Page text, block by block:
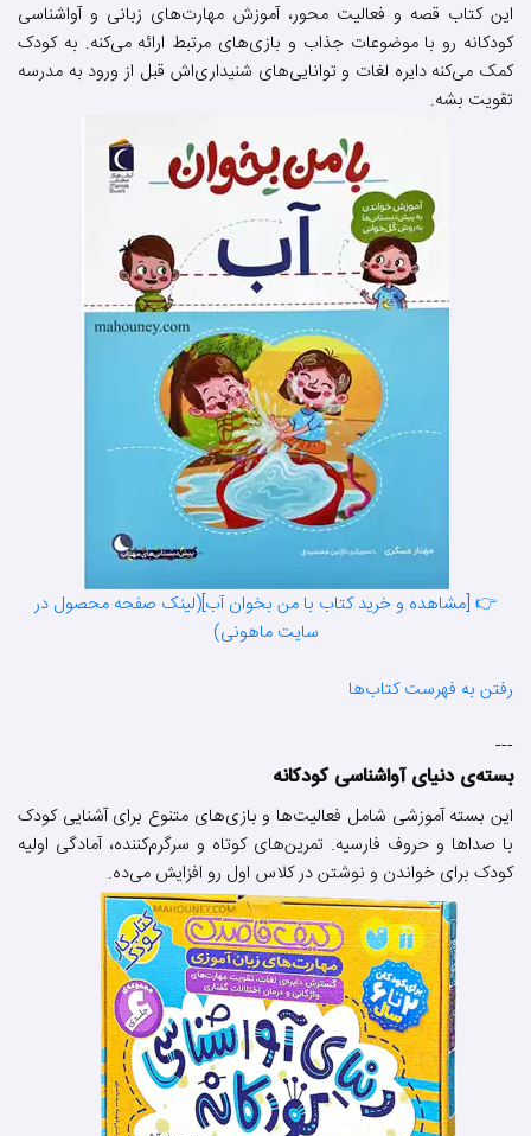
این کتاب قصه و فعالیت محور، آموزش مهارت‌های زبانی و آواشناسی
کودکانه رو با موضوعات جذاب و بازی‌های مرتبط ارائه می‌کنه. به کودک
کمک می‌کنه دایره لغات و توانایی‌های شنیداری‌اش قبل از ورود به مدرسه
تقویت بشه.
👉 [مشاهده و خرید کتاب با من بخوان آب](لینک صفحه محصول در
سایت ماهونی)
رفتن به فهرست کتاب‌ها
---
بسته‌ی دنیای آواشناسی کودکانه
این بسته آموزشی شامل فعالیت‌ها و بازی‌های متنوع برای آشنایی کودک
با صداها و حروف فارسیه. تمرین‌های کوتاه و سرگرم‌کننده، آمادگی اولیه
کودک برای خواندن و نوشتن در کلاس اول رو افزایش می‌ده.